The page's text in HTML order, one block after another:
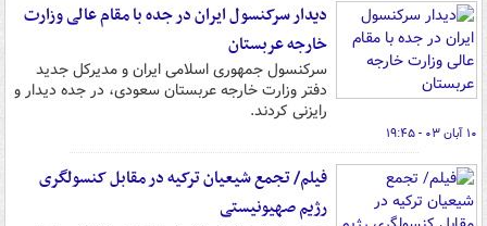
دیدار سرکنسول ایران در جده با مقام عالی وزارت
خارجه عربستان
سرکنسول جمهوری اسلامی ایران و مدیرکل جدید
دفتر وزارت خارجه عربستان سعودی، در جده دیدار و
رایزنی کردند.
۱۰ آبان ۰۳ - ۱۹:۴۵
فیلم/ تجمع شیعیان ترکیه در مقابل کنسولگری
رژیم صهیونیستی